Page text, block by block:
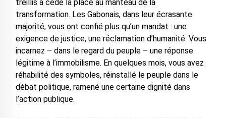
treillis a cédé la place au manteau de la
transformation. Les Gabonais, dans leur écrasante
majorité, vous ont confié plus qu’un mandat : une
exigence de justice, une réclamation d’humanité. Vous
incarnez – dans le regard du peuple – une réponse
légitime à l’immobilisme. En quelques mois, vous avez
réhabilité des symboles, réinstallé le peuple dans le
débat politique, ramené une certaine dignité dans
l’action publique.